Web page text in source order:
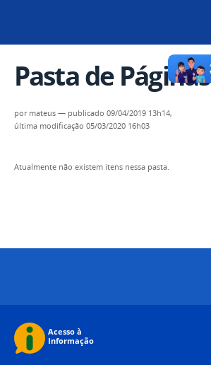
Pasta de Páginas
por mateus — publicado 09/04/2019 13h14,
última modificação 05/03/2020 16h03
Atualmente não existem itens nessa pasta.